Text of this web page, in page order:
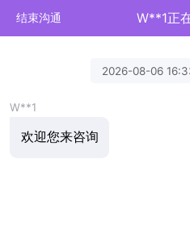
结束沟通 W**1正
2026-08-06
W**1
欢迎您来咨询